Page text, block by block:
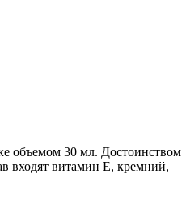
объемом 30 мл. Достоинством
входят витамин Е, кремний,